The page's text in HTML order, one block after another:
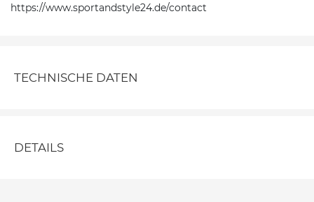
https://www.sportandstyle24.de/contact
TECHNISCHE DATEN
DETAILS